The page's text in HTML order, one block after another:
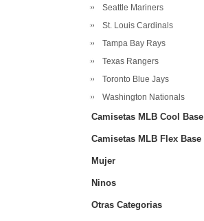
Seattle Mariners
St. Louis Cardinals
Tampa Bay Rays
Texas Rangers
Toronto Blue Jays
Washington Nationals
Camisetas MLB Cool Base
Camisetas MLB Flex Base
Mujer
Ninos
Otras Categorias